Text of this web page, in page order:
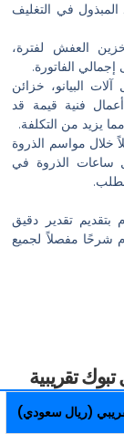
قد
في
دقيق
لجميع